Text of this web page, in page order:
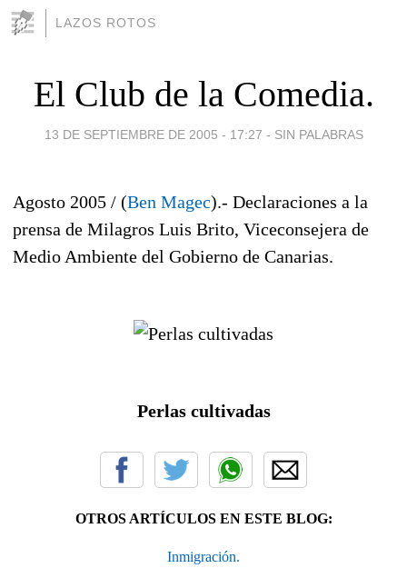
LAZOS ROTOS
El Club de la Comedia.
13 DE SEPTIEMBRE DE 2005 - 17:27 - SIN PALABRAS
Agosto 2005 / (Ben Magec).- Declaraciones a la
prensa de Milagros Luis Brito, Viceconsejera de
Medio Ambiente del Gobierno de Canarias.
Perlas cultivadas
OTROS ARTÍCULOS EN ESTE BLOG:
Inmigración.